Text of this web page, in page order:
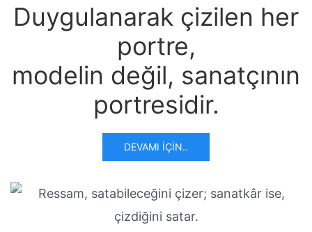
Duygulanarak çizilen her
portre,
modelin değil, sanatçının
portresidir.
DEVAMI İÇIN..